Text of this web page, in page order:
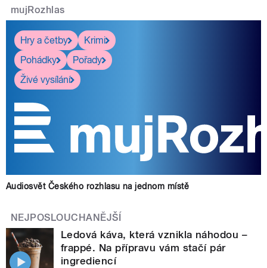
mujRozhlas
Hry a četby
Krimi
Pohádky
Pořady
Živé vysílání
Audiosvět Českého rozhlasu na jednom místě
NEJPOSLOUCHANĚJŠÍ
Ledová káva, která vznikla náhodou –
frappé. Na přípravu vám stačí pár
ingrediencí